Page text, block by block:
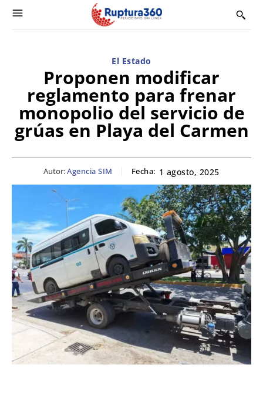
El Estado
Proponen modificar
reglamento para frenar
monopolio del servicio de
grúas en Playa del Carmen
Autor:Agencia SIM Fecha: 1 agosto, 2025